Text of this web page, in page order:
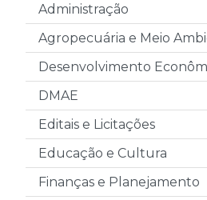
Administração
Agropecuária e Meio
Desenvolvimento
DMAE
Editais e Licitações
Educação e Cultura
Finanças e Planejamento